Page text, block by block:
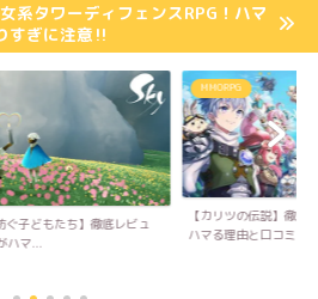
系タワーディフェンスRPG！ハマ
すぎに注意‼︎
ぐ子どもたち】徹底レビュ
ハマ...
MMORPG
【カリツの伝説】徹底
ハマる理由と口コミ...